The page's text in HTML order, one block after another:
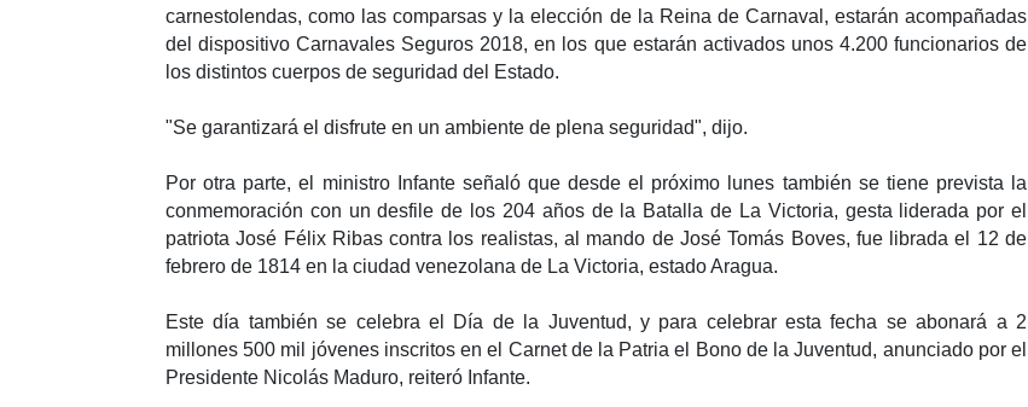
carnestolendas, como las comparsas y la elección de la Reina de Carnaval, estarán acompañadas
del dispositivo Carnavales Seguros 2018, en los que estarán activados unos 4.200 funcionarios de
los distintos cuerpos de seguridad del Estado.
"Se garantizará el disfrute en un ambiente de plena seguridad", dijo.
Por otra parte, el ministro Infante señaló que desde el próximo lunes también se tiene prevista la
conmemoración con un desfile de los 204 años de la Batalla de La Victoria, gesta liderada por el
patriota José Félix Ribas contra los realistas, al mando de José Tomás Boves, fue librada el 12 de
febrero de 1814 en la ciudad venezolana de La Victoria, estado Aragua.
Este día también se celebra el Día de la Juventud, y para celebrar esta fecha se abonará a 2
millones 500 mil jóvenes inscritos en el Carnet de la Patria el Bono de la Juventud, anunciado por el
Presidente Nicolás Maduro, reiteró Infante.